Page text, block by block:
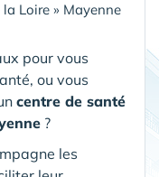
la Loire » Mayenne
pour vous
ou vous
centre de santé
?
les